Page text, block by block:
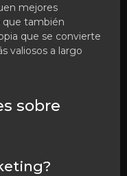
mejores
que también
que se convierte
valiosos a largo
sobre